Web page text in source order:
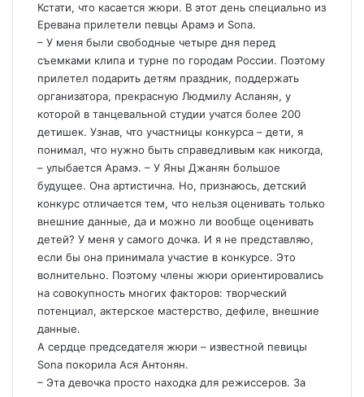
Кстати, что касается жюри. В этот день специально из
Еревана прилетели певцы Арамэ и Sona.
– У меня были свободные четыре дня перед
съемками клипа и турне по городам России. Поэтому
прилетел подарить детям праздник, поддержать
организатора, прекрасную Людмилу Асланян, у
которой в танцевальной студии учатся более 200
детишек. Узнав, что участницы конкурса – дети, я
понимал, что нужно быть справедливым как никогда,
– улыбается Арамэ. – У Яны Джанян большое
будущее. Она артистична. Но, признаюсь, детский
конкурс отличается тем, что нельзя оценивать только
внешние данные, да и можно ли вообще оценивать
детей? У меня у самого дочка. И я не представляю,
если бы она принимала участие в конкурсе. Это
волнительно. Поэтому члены жюри ориентировались
на совокупность многих факторов: творческий
потенциал, актерское мастерство, дефиле, внешние
данные.
А сердце председателя жюри – известной певицы
Sona покорила Ася Антонян.
– Эта девочка просто находка для режиссеров. За